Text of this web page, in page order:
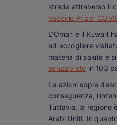
strada attraverso il
Vaccino Pfizer
L'Oman e il Kuwait
ad accogliere
materia di salute e
senza visto in 103
Le azioni sopra
conseguenza,
Tuttavia, la regione
Arabi Uniti. In